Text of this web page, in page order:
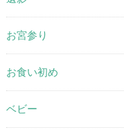
お宮参り
お食い初め
ベビー